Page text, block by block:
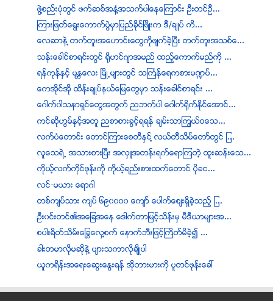
ဖြဲ႔စည္းပုံတြင္ ဖက္ဆစ္အနံ့အသက္ပါေနေၾကာင္း ဦးတင္ဦ...
ၾကားျဖတ္ေရြးေကာက္ပြဲမွာျပည္ခုိင္ၿဖိဳးက ဒီ/ခ်ဳပ္ ကိ...
ေလဆာနဲ ့တက္တူးအေဟာင္းေတြကိုဖ်က္ခဲ့ျပီး တက္တူးအသစ္ေ...
သန္းေခါင္စာရင္းတြင္ ရိုဟင္ဂ်ာအမည္ ထည့္ေကာက္မည္ကို ...
ရန္ကုန္ႏွင့္ မႏၱေလး ၿမိဳ႕မ်ားတြင္ သႀကၤန္ေရကစားမ႑ပ္...
ေကအိုင္အို ထိန္းခ်ဳပ္နယ္ေျမေတြမွာ သန္းေခါင္စာရင္း ...
ေဂါက္၀ါသနာရွင္ေတြအတြက္ ညဘက္ပါ ေဂါက္ရိုက္ႏိုင္ေအာင္...
ကင္ဆိုဟြမ္ႏွင့္အတူ ညစာစားခြင့္ရရန္ ခ်မ္းသာၾကြယ္ဝေသ...
လက္ပံေတာင္း ေတာင္ၾကားေစတီႏွင္႔ လယ္တီသိမ္ေတာ္တြင္ ျ...
လူေသရဲ႕ အသားစားၿပီး အလွဴအတန္းရက္ေရာၾကတဲ့ ထူးဆန္းေသ...
ကိုယ့္လက္ကိုင္ဖုန္းကို ကိုယ့္ရည္းစားထက္ေတာင္ ပိုခင...
လင္-မယား ေရာဂါ
တစ္က်ပ္သား က်ပ္ ၆၉၀၀၀၀ ေက်ာ္ ေပါက္ေစ်းရွိခဲ့သည့္ ျ...
ဦး၀င္းတင္၏အေျခအေန ေဒါက္တာျမင့္သိန္းမွ မီဒီယာမ်ားအ...
စပါးရိတ္သိမ္းေျခြေလွ႔စက္ ေနာက္ဘီးျဖင့္ႀကိတ္မိခဲ့၍ ...
ခါးတမာလုိမဆုိနဲ႔ ပ်ားသကာလုိခ်ိဳပါ
ယူကရိန္းအေရးေဆြးေႏြးရန္ အိုဘားမားကို ပူတင္ဖုန္းေခၚ